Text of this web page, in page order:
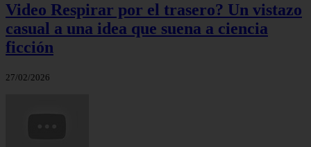
Video Respirar por el trasero? Un vistazo
casual a una idea que suena a ciencia
ficción
27/02/2026